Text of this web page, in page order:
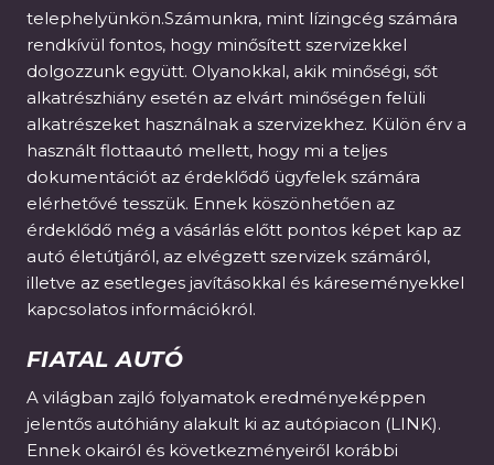
telephelyünkön.Számunkra, mint lízingcég számára
rendkívül fontos, hogy minősített szervizekkel
dolgozzunk együtt. Olyanokkal, akik minőségi, sőt
alkatrészhiány esetén az elvárt minőségen felüli
alkatrészeket használnak a szervizekhez. Külön érv a
használt flottaautó mellett, hogy mi a teljes
dokumentációt az érdeklődő ügyfelek számára
elérhetővé tesszük. Ennek köszönhetően az
érdeklődő még a vásárlás előtt pontos képet kap az
autó életútjáról, az elvégzett szervizek számáról,
illetve az esetleges javításokkal és káreseményekkel
kapcsolatos információkról.
FIATAL AUTÓ
A világban zajló folyamatok eredményeképpen
jelentős autóhiány alakult ki az autópiacon (LINK).
Ennek okairól és következményeiről korábbi